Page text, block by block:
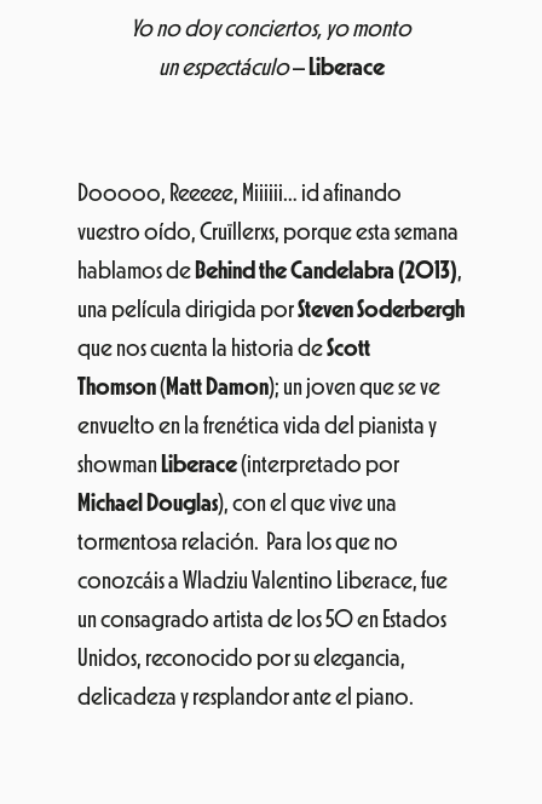
Yo no doy conciertos, yo monto
un espectáculo– Liberace
Dooooo, Reeeee, Miiiiii… id afinando
vuestro oído, Cruïllerxs, porque esta semana
hablamos de Behind the Candelabra (2013),
una película dirigida porSteven Soderbergh
que nos cuenta la historia deScott
Thomson( Matt Damon); un joven que se ve
envuelto en la frenética vida del pianista y
showman Liberace(interpretado por
Michael Douglas), con el que vive una
tormentosa relación. Para los que no
conozcáis a Wladziu Valentino Liberace, fue
un consagrado artista de los 50 en Estados
Unidos, reconocido por su elegancia,
delicadeza y resplandor ante el piano.